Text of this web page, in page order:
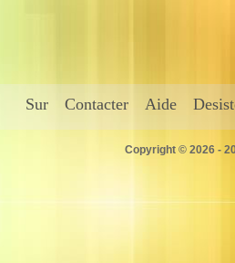
Sur Contacter Aide
Copyright © 2026 -